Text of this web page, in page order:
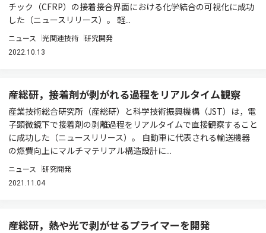
チック（CFRP）の接着接合界面における化学結合の可視化に成功
した（ニュースリリース）。 軽...
ニュース 光関連技術 研究開発
2022.10.13
産総研，接着剤が剥がれる過程をリアルタイム観察
産業技術総合研究所（産総研）と科学技術振興機構（JST）は，電
子顕微鏡下で接着剤の剥離過程をリアルタイムで直接観察すること
に成功した（ニュースリリース）。 自動車に代表される輸送機器
の燃費向上にマルチマテリアル構造設計に...
ニュース 研究開発
2021.11.04
産総研，熱や光で剥がせるプライマーを開発